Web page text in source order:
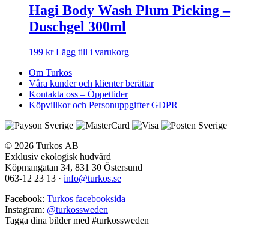
var:
229 kr.
är:
199 kr.
Hagi Body Wash Plum Picking –
Duschgel 300ml
199 kr Lägg till i varukorg
Om Turkos
Våra kunder och klienter berättar
Kontakta oss – Öppettider
Köpvillkor och Personuppgifter GDPR
© 2026 Turkos AB
Exklusiv ekologisk hudvård
Köpmangatan 34, 831 30 Östersund
063-12 23 13 · info@turkos.se
Facebook: Turkos facebooksida
Instagram: @turkossweden
Tagga dina bilder med #turkossweden